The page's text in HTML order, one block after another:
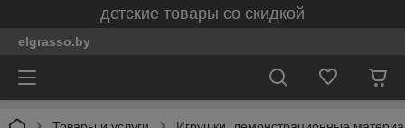
детские товары со скидкой
elgrasso.by